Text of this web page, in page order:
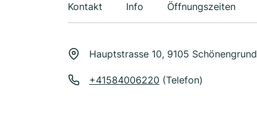
Kontakt Info Öffnungszeiten
Hauptstrasse 10, 9105 Schönengrund
+41584006220 (Telefon)